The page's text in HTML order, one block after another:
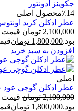
٪14محصول اصلی
عطر ادکلن کرید
2,100,000 تومان
بود.1,800,000 تومانقیمت
افزودن به سبد خرید
اصلی
عطر ادکلن گوچی عود
2,100,000 تومان
بود.1,800,000 تومانقیمت